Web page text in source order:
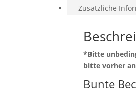
Zusätzliche
*Bitte
bitte vorher
Bunte